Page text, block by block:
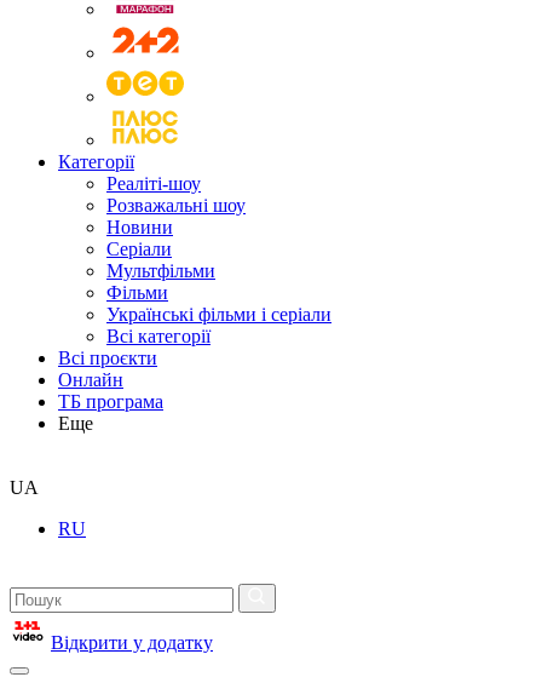
Категорії
Реаліті-шоу
Розважальні шоу
Новини
Серіали
Мультфільми
Фільми
Українські фільми і серіали
Всі категорії
Всі проєкти
Онлайн
ТБ програма
Еще
UA
RU
Відкрити у додатку